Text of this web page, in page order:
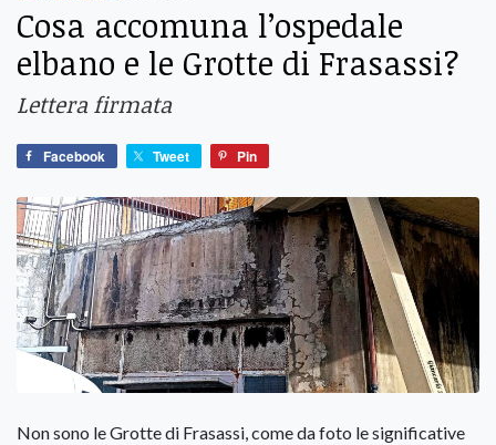
Cosa accomuna l’ospedale
elbano e le Grotte di Frasassi?
Lettera firmata
Facebook Tweet Pin
Non sono le Grotte di Frasassi, come da foto le significative